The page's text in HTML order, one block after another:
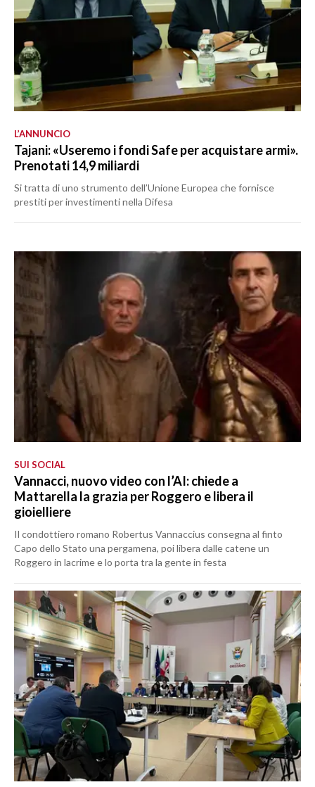
L’ANNUNCIO
Tajani: «Useremo i fondi Safe per acquistare armi».
Prenotati 14,9 miliardi
Si tratta di uno strumento dell’Unione Europea che fornisce
prestiti per investimenti nella Difesa
SUI SOCIAL
Vannacci, nuovo video con l’AI: chiede a
Mattarella la grazia per Roggero e libera il
gioielliere
Il condottiero romano Robertus Vannaccius consegna al finto
Capo dello Stato una pergamena, poi libera dalle catene un
Roggero in lacrime e lo porta tra la gente in festa